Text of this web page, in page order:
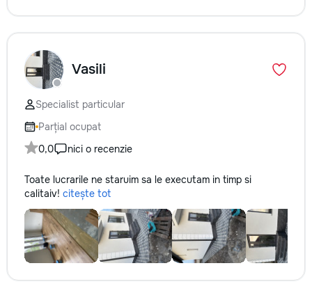
Vasili
Specialist particular
Parțial ocupat
0,0
nici o recenzie
Toate lucrarile ne staruim sa le executam in timp si
calitaiv! citește tot